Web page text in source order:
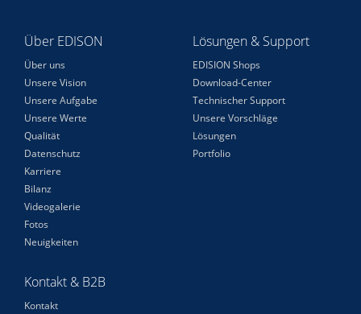
Über EDISON
Über uns
Unsere Vision
Unsere Aufgabe
Unsere Werte
Qualität
Datenschutz
Karriere
Bilanz
Videogalerie
Fotos
Neuigkeiten
Lösungen & Support
EDISION Shops
Download-Center
Technischer Support
Unsere Vorschläge
Lösungen
Portfolio
Kontakt & B2B
Kontakt